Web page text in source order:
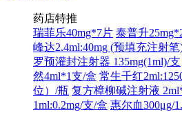
药店特推
瑞菲乐40mg*7片 泰普升
峰达2.4ml:40mg (预填充注射笔
罗预灌封注射器 135mg(1ml)/支
然4ml*1支/盒 常生千红
位）/瓶 复方樟柳碱注射液
1ml:0.2mg/支/盒 惠尔血300μg/